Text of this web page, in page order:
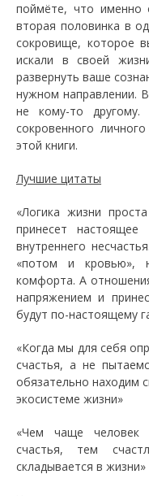
поймёте, что именно
вторая половинка в
сокровище, которое
искали в своей
развернуть ваше
нужном направлении.
не кому-то
сокровенного
этой книги.
Лучшие цитаты
«Логика жизни
принесет настоящее
внутреннего
«потом и кровью»,
комфорта. А
напряжением и
будут по-настоящему
«Когда мы для себя
счастья, а не
обязательно находим
экосистеме жизни»
«Чем чаще человек
счастья, тем
складывается в жизни»